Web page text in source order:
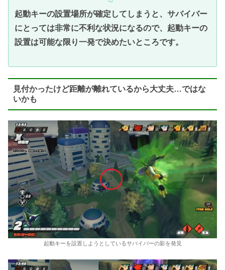
起動キーの設置場所が確定してしまうと、サバイバー
にとっては非常に不利な状況になるので、起動キーの
設置は可能な限り一発で決めたいところです。
見付かったけど距離が離れているから大丈夫…ではな
いかも
起動キーを設置しようとしているサバイバーの影を発見